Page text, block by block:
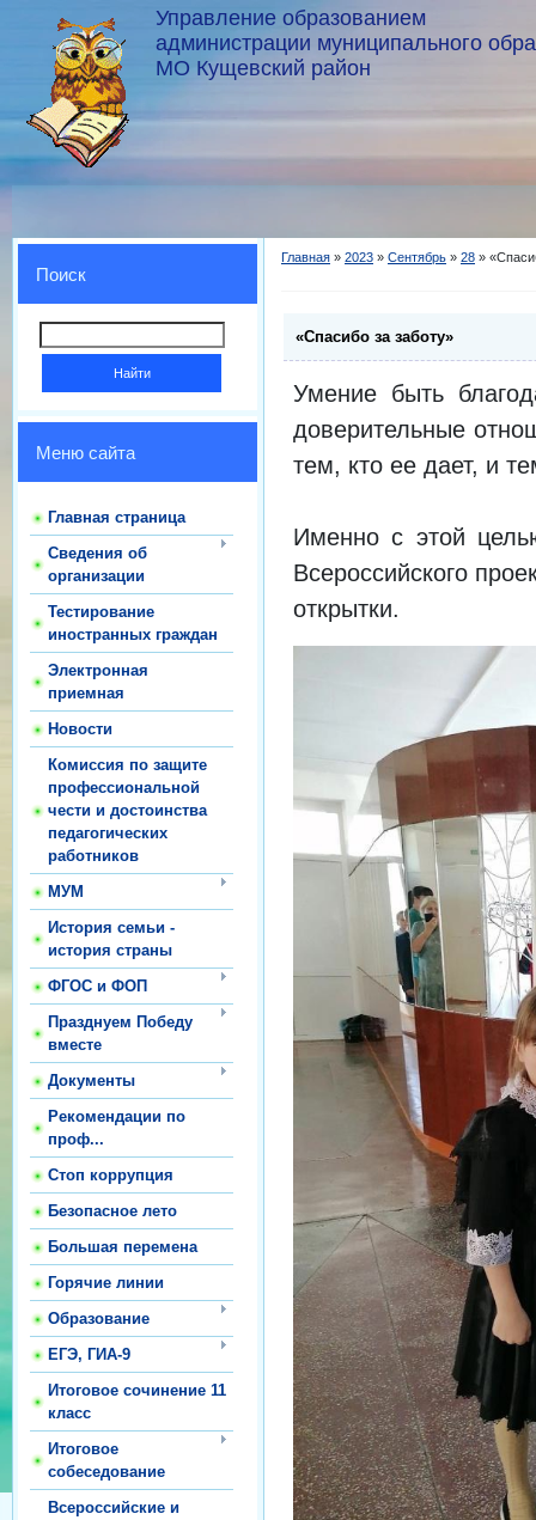
Управление образованием
администрации муниципального
МО Кущевский район
Поиск
Меню сайта
Главная страница
Сведения об
организации
Тестирование
иностранных граждан
Электронная
приемная
Новости
Комиссия по защите
профессиональной
чести и достоинства
педагогических
работников
МУМ
История семьи -
история страны
ФГОС и ФОП
Празднуем Победу
вместе
Документы
Рекомендации по
проф...
Стоп коррупция
Безопасное лето
Большая перемена
Горячие линии
Образование
ЕГЭ, ГИА-9
Итоговое сочинение 11
класс
Итоговое
собеседование
Всероссийские и
Главная » 2023 » Сентябрь » 28 »
«Спасибо за заботу»
Умение быть
доверительные
тем, кто ее дает, и
Именно с этой
Всероссийского
открытки.